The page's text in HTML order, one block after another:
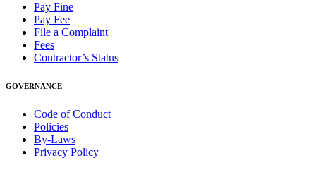
Pay Fine
Pay Fee
File a Complaint
Fees
Contractor’s Status
GOVERNANCE
Code of Conduct
Policies
By-Laws
Privacy Policy